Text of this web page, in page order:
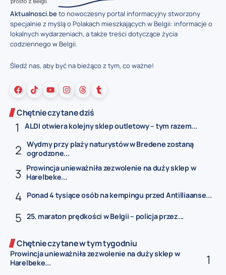
Aktualnosci.beto nowoczesny portal informacyjny stworzony
specjalnie z myślą o Polakach mieszkających w Belgii: informacje o
lokalnych wydarzeniach, a także treści dotyczące życia
codziennego w Belgii.
Śledź nas, aby być na bieżąco z tym, co ważne!
Chętnie czytane dziś
ALDI otwiera kolejny sklep outletowy – tym razem...
Wydmy przy plaży naturystów w Bredene zostaną
ogrodzone...
Prowincja unieważniła zezwolenie na duży sklep w
Harelbeke...
Ponad 4 tysiące osób na kempingu przed Antilliaanse...
25. maraton prędkości w Belgii – policja przez...
Chętnie czytane w tym tygodniu
Prowincja unieważniła zezwolenie na duży sklep w
Harelbeke...